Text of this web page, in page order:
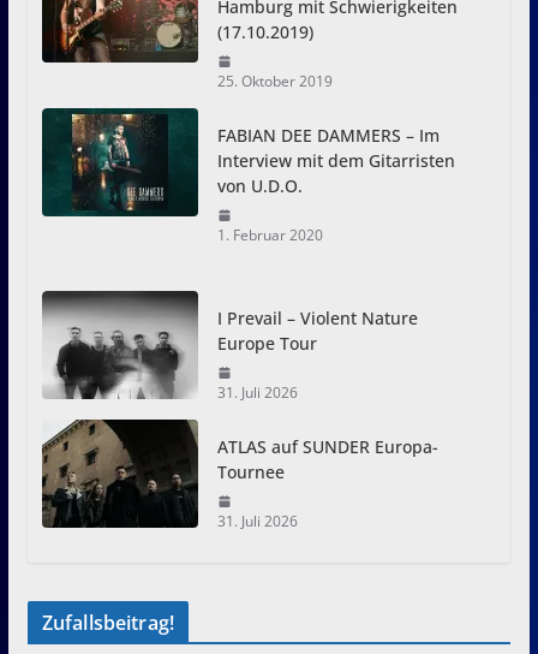
Hamburg mit Schwierigkeiten
(17.10.2019)
25. Oktober 2019
FABIAN DEE DAMMERS – Im
Interview mit dem Gitarristen
von U.D.O.
1. Februar 2020
I Prevail – Violent Nature
Europe Tour
31. Juli 2026
ATLAS auf SUNDER Europa-
Tournee
31. Juli 2026
Zufallsbeitrag!